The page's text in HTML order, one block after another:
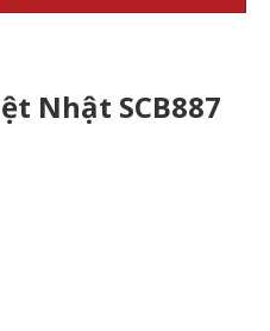
Nhật SCB887